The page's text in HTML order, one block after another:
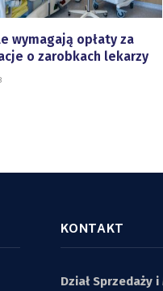
wymagają opłaty za
o zarobkach lekarzy
KONTAKT
Dział Sprzedaży